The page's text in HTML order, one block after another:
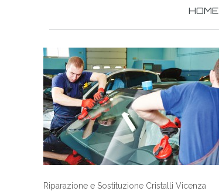
HOME
Riparazione e Sostituzione Cristalli Vicenza